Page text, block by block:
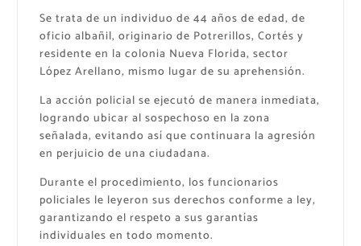
Se trata de un individuo de 44 años de edad, de
oficio albañil, originario de Potrerillos, Cortés y
residente en la colonia Nueva Florida, sector
López Arellano, mismo lugar de su aprehensión.
La acción policial se ejecutó de manera inmediata,
logrando ubicar al sospechoso en la zona
señalada, evitando así que continuara la agresión
en perjuicio de una ciudadana.
Durante el procedimiento, los funcionarios
policiales le leyeron sus derechos conforme a ley,
garantizando el respeto a sus garantías
individuales en todo momento.